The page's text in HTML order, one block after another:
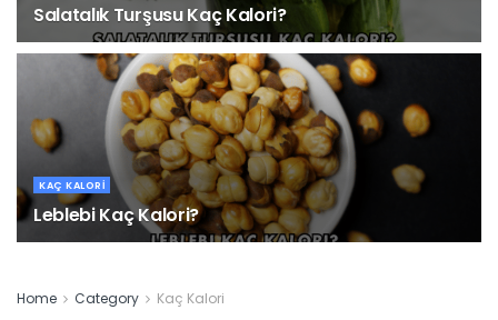
Salatalık Turşusu Kaç Kalori?
30 EKIM 2025
KAÇ KALORI
Leblebi Kaç Kalori?
Home Category Kaç Kalori